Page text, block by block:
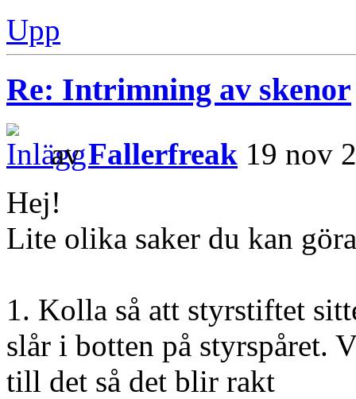
Upp
Re: Intrimning av skenor
avFallerfreak 19 nov
Hej!
Lite olika saker du kan
1. Kolla så att styrstiftet
slår i botten på styrspåret.
till det så det blir rakt